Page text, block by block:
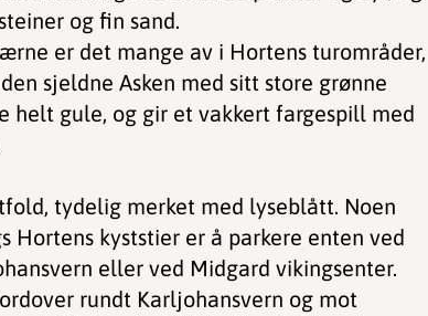
og fin sand.
er det mange av i Hortens turområder,
sjeldne Asken med sitt store grønne
helt gule, og gir et vakkert fargespill med
tydelig merket med lyseblått. Noen
kyststier er å parkere enten ved
eller ved Midgard vikingsenter.
rundt Karljohansvern og mot